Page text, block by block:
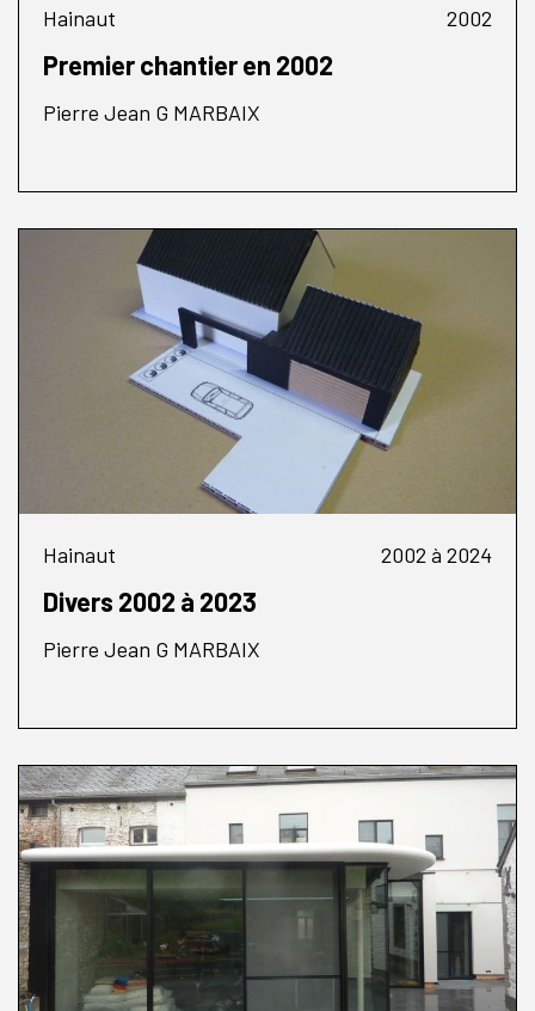
Hainaut 2002
Premier chantier en 2002
Pierre Jean G MARBAIX
Hainaut 2002 à 2024
Divers 2002 à 2023
Pierre Jean G MARBAIX